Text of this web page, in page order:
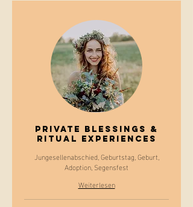
Private Blessings &
Ritual Experiences
Jungesellenabschied, Geburtstag, Geburt,
Adoption, Segensfest
Weiterlesen